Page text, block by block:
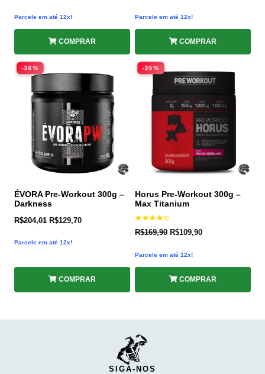
Parcele em até 12x!
COMPRAR
Parcele em até 12x!
COMPRAR
-36%
ÉVORA Pre-Workout 300g –
Darkness
R$204,01 R$129,70
Parcele em até 12x!
COMPRAR
-35%
Horus Pre-Workout 300g –
Max Titanium
Avaliação
4.40
R$169,90 R$109,90
Parcele em até 12x!
COMPRAR
SIGA-NOS